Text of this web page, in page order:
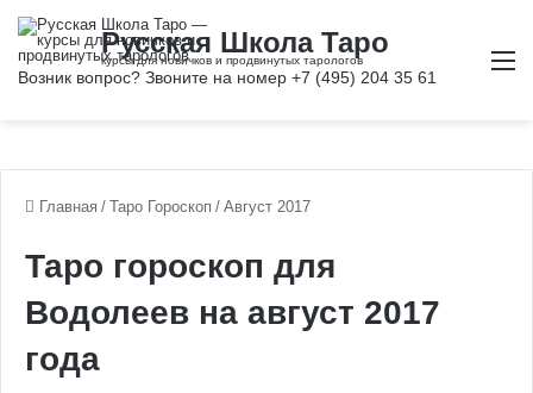
Главная / Таро Гороскоп / Август 2017
Таро гороскоп для
Водолеев на август 2017
года